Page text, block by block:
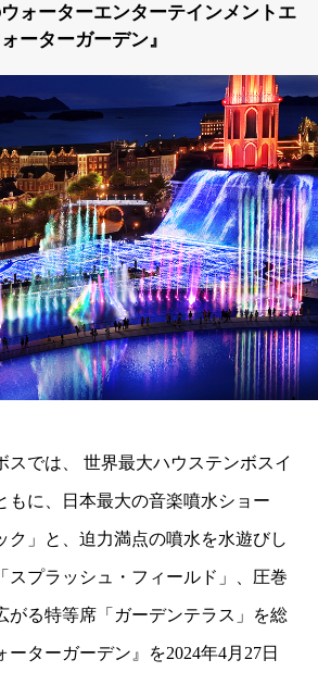
ォーターエンターテインメントエ
ーターガーデン』
スでは、 世界最大ハウステンボスイ
もに、日本最大の音楽噴水ショー
ク」と、迫力満点の噴水を水遊びし
スプラッシュ・フィールド」、圧巻
がる特等席「ガーデンテラス」を総
ターガーデン』を2024年4月27日